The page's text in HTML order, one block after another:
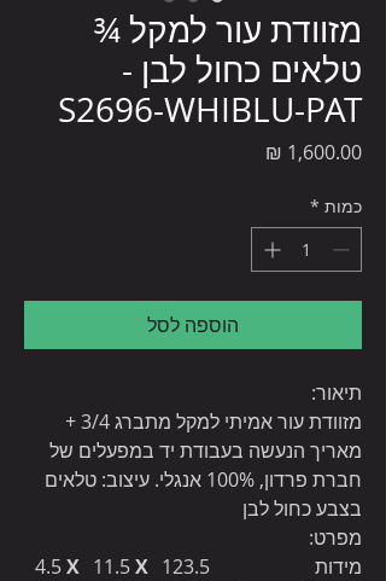
מזוודת עור למקל ¾
טלאים כחול לבן -
S2696-WHIBLU-PAT
כמות *
הוספה לסל
תיאור:
מזוודת עור אמיתי למקל מתברג 3/4 +
מאריך הנעשה בעבודת יד במפעלים של
חברת פרדון, 100% אנגלי. עיצוב: טלאים
בצבע כחול לבן
מפרט:
מידות
123.5
X
11.5
X
4.5